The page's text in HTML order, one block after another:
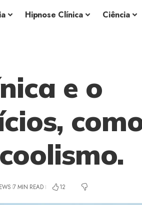
Hipnose Clínica Ciência
e o
7 MIN READ 12